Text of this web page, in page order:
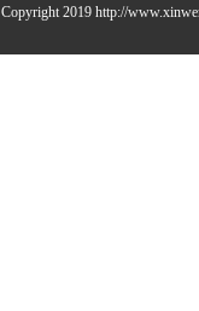
Copyright 2019 http://